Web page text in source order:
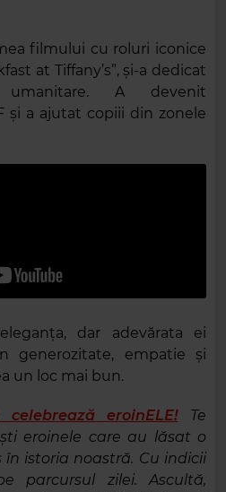
filmului cu roluri iconice
at Tiffany’s”, și-a dedicat
A devenit
și a ajutat copiii din zonele
dar adevărata ei
generozitate, empatie și
un loc mai bun.
eroinELE!
Te
eroinele care au lăsat o
istoria noastră. Cu indicii
parcursul zilei. Ascultă,